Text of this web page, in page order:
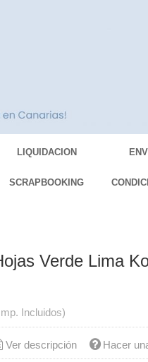
LIQUIDACION
SCRAPBOOKING
Verde Lima
Incluidos)
Ver descripción Hacer